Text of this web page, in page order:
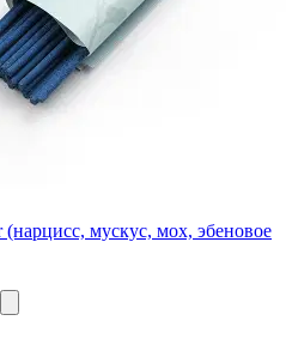
мускус, мох, эбеновое